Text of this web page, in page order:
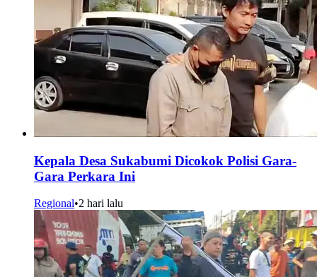
Kepala Desa Sukabumi Dicokok Polisi Gara-
Gara Perkara Ini
Regional•2 hari lalu